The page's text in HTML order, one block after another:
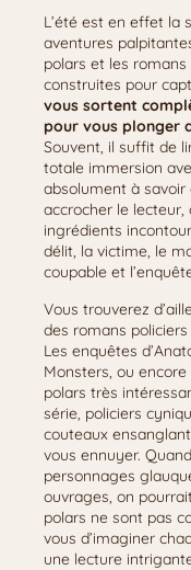
L’été est en effet la
aventures
polars et les
construites pour
vous sortent
pour vous plonger
Souvent, il suffit de
totale immersion
absolument à savoir
accrocher le
ingrédients
délit, la victime, le
coupable et
Vous trouverez
des romans
Les enquêtes
Monsters, ou
polars très
série, policiers
couteaux
vous ennuyer.
personnages
ouvrages, on
polars ne sont pas
vous d’imaginer
une lecture